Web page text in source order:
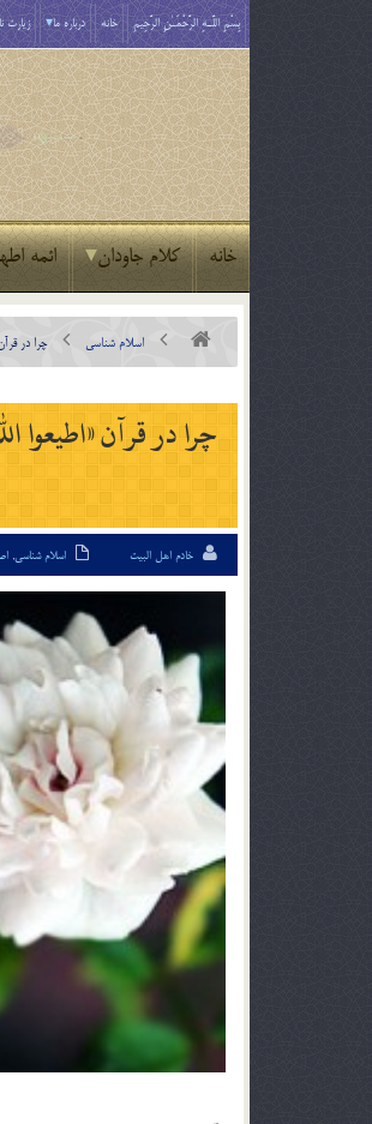
بِسْمِ اللَّـهِ الرَّحْمَـٰنِ الرَّحِيمِ خانه درباره ما زیارت
خانه کلام جاودان ائمه
اسلام شناسی چرا در
چرا در قرآن
خادم اهل البیت اسلام شناسی,